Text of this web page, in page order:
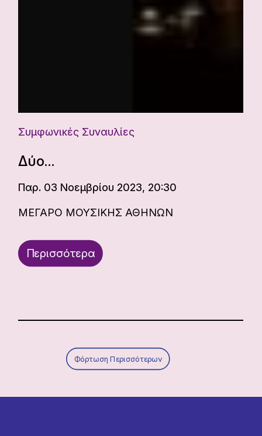
Συμφωνικές Συναυλίες
Δύο…
Παρ. 03 Νοεμβρίου 2023, 20:30
ΜΕΓΑΡΟ ΜΟΥΣΙΚΗΣ ΑΘΗΝΩΝ
Περισσότερα
Φόρτωση Περισσότερων